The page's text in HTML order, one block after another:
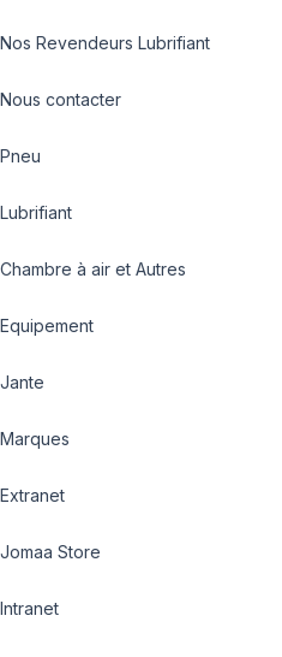
Nos Revendeurs Lubrifiant
Nous contacter
Pneu
Lubrifiant
Chambre à air et Autres
Equipement
Jante
Marques
Extranet
Jomaa Store
Intranet